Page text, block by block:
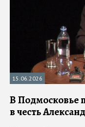
15.06.2026
В Подмосковье
в честь